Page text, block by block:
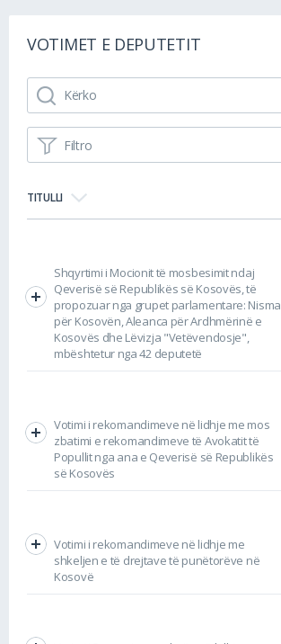
VOTIMET E DEPUTETIT
Filtro
TITULLI
Shqyrtimi i Mocionit të mosbesimit ndaj
Qeverisë së Republikës së Kosovës, të
propozuar nga grupet parlamentare: Nisma
për Kosovën, Aleanca për Ardhmërinë e
Kosovës dhe Lëvizja "Vetëvendosje",
mbështetur nga 42 deputetë
Votimi i rekomandimeve në lidhje me mos
zbatimi e rekomandimeve të Avokatit të
Popullit nga ana e Qeverisë së Republikës
së Kosovës
Votimi i rekomandimeve në lidhje me
shkeljen e të drejtave të punëtorëve në
Kosovë